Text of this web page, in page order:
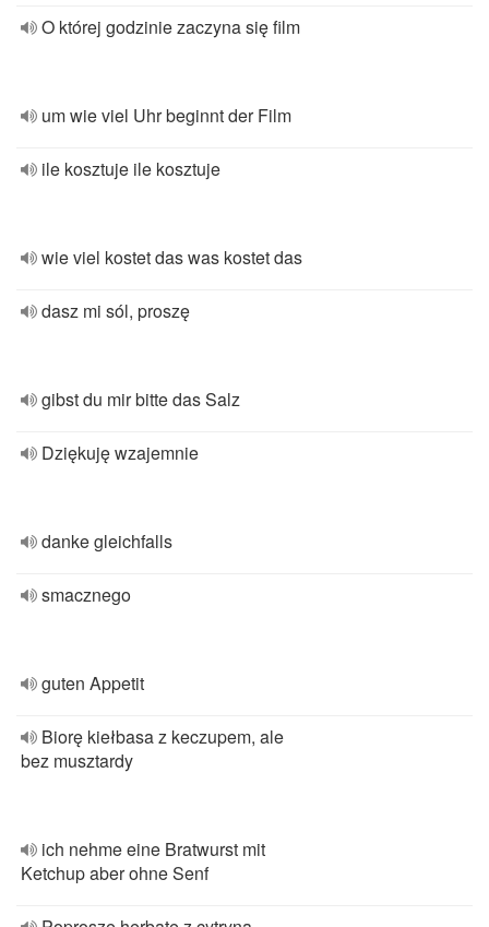
O której godzinie zaczyna się film
um wie viel Uhr beginnt der Film
ile kosztuje ile kosztuje
wie viel kostet das was kostet das
dasz mi sól, proszę
gibst du mir bitte das Salz
Dziękuję wzajemnie
danke gleichfalls
smacznego
guten Appetit
Biorę kiełbasa z keczupem, ale
bez musztardy
ich nehme eine Bratwurst mit
Ketchup aber ohne Senf